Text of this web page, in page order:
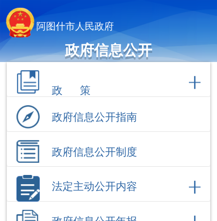
阿图什市人民政府
政府信息公开
政府信息公开指南
政府信息公开制度
法定主动公开内容
政府信息公开年报
依 申 请公 开